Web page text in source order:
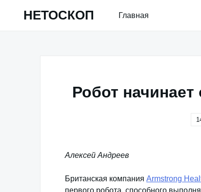
НЕТОСКОП Главная
Робот
Алексей Андреев
Британская компания Armstrong
первого робота, способного